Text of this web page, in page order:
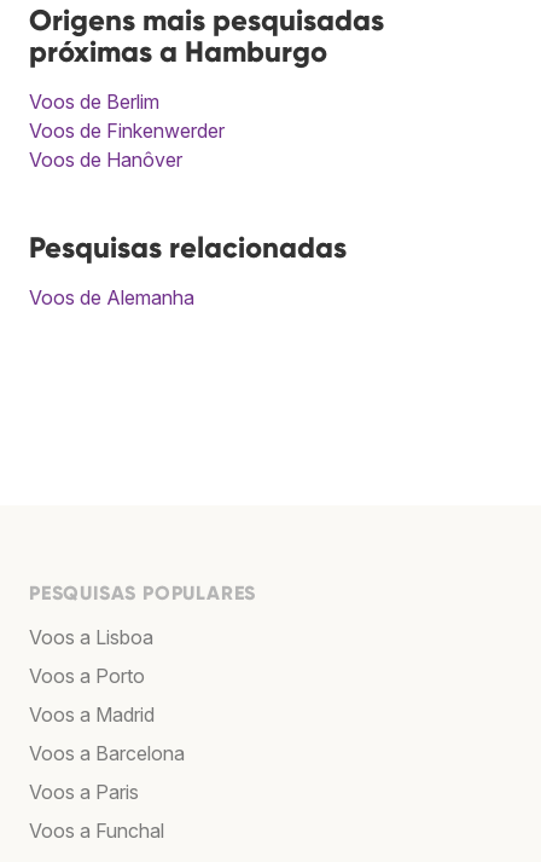
Origens mais pesquisadas
próximas a Hamburgo
Voos de Berlim
Voos de Finkenwerder
Voos de Hanôver
Pesquisas relacionadas
Voos de Alemanha
PESQUISAS POPULARES
Voos a Lisboa
Voos a Porto
Voos a Madrid
Voos a Barcelona
Voos a Paris
Voos a Funchal